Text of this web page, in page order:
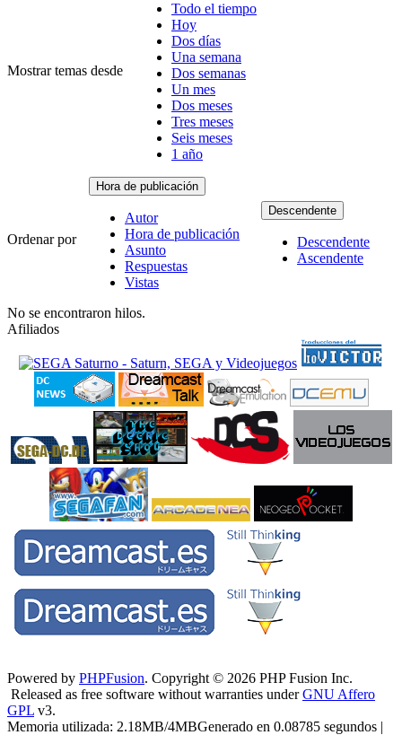
Mostrar temas desde
Todo el tiempo
Hoy
Dos días
Una semana
Dos semanas
Un mes
Dos meses
Tres meses
Seis meses
1 año
Ordenar por
Hora de publicación
Autor
Hora de publicación
Asunto
Respuestas
Vistas
Descendente
Descendente
Ascendente
No se encontraron hilos.
Afiliados
Powered by PHPFusion. Copyright © 2026 PHP Fusion Inc.
Released as free software without warranties underGNU Affero
GPL v3.
Memoria utilizada: 2.18MB/4MBGenerado en 0.08785 segundos |